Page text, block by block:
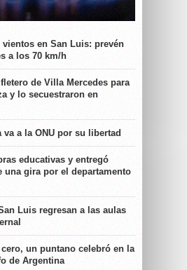
en San Luis: prevén
a los 70 km/h
de Villa Mercedes para
y lo secuestraron en
a la ONU por su libertad
educativas y entregó
una gira por el departamento
Luis regresan a las aulas
un puntano celebró en la
de Argentina